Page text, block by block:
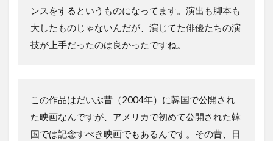
ンスをするというものになってます。演出も脚本も
大したものじゃないんだが、演じてた俳優たちの演
技が上手だったのは良かったですね。
この作品はだいぶ昔（2004年）に韓国で公開され
た映画なんですが、アメリカで初めて公開された韓
国では記念すべき映画でもあるんです。その昔、日